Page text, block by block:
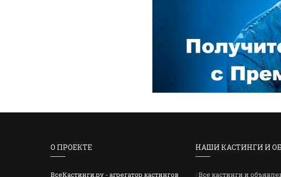
О ПРОЕКТЕ
ВсеКастинги.ру - агрегатор кастингов
НАШИ КАСТИНГИ И
Все кастинги и